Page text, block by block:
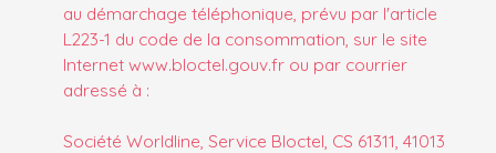
au démarchage téléphonique, prévu par l'article
L223-1 du code de la consommation, sur le site
Internet www.bloctel.gouv.fr ou par courrier
adressé à :
Société Worldline, Service Bloctel, CS 61311, 41013